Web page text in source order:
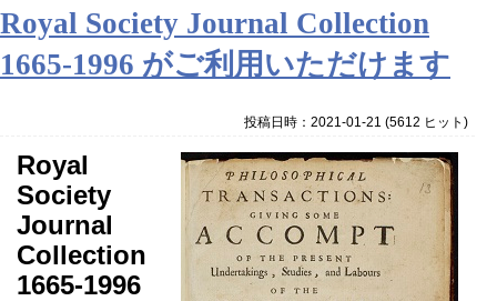
Royal Society Journal Collection
1665-1996 がご利用いただけます
投稿日時：2021-01-21 (5612 ヒット )
Royal
Society
Journal
Collection
1665-1996